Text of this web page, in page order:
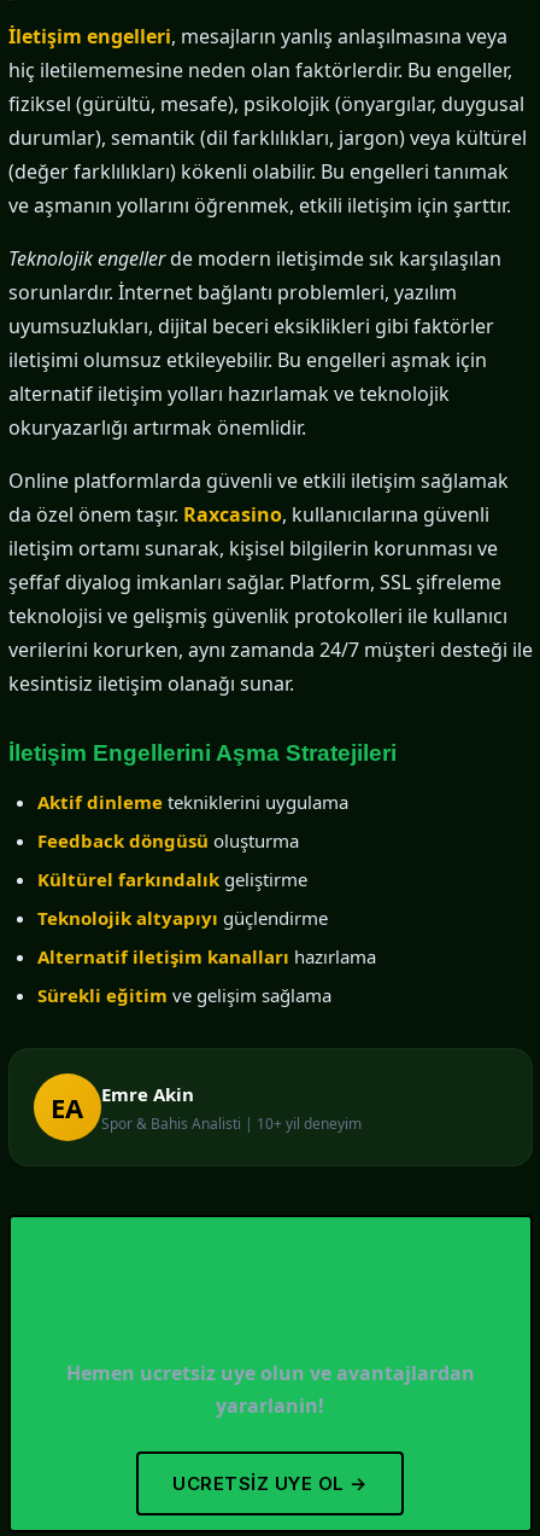
İletişim engelleri, mesajların yanlış anlaşılmasına veya
hiç iletilememesine neden olan faktörlerdir. Bu engeller,
fiziksel (gürültü, mesafe), psikolojik (önyargılar, duygusal
durumlar), semantik (dil farklılıkları, jargon) veya kültürel
(değer farklılıkları) kökenli olabilir. Bu engelleri tanımak
ve aşmanın yollarını öğrenmek, etkili iletişim için şarttır.
Teknolojik engellerde modern iletişimde sık karşılaşılan
sorunlardır. İnternet bağlantı problemleri, yazılım
uyumsuzlukları, dijital beceri eksiklikleri gibi faktörler
iletişimi olumsuz etkileyebilir. Bu engelleri aşmak için
alternatif iletişim yolları hazırlamak ve teknolojik
okuryazarlığı artırmak önemlidir.
Online platformlarda güvenli ve etkili iletişim sağlamak
da özel önem taşır. Raxcasino, kullanıcılarına güvenli
iletişim ortamı sunarak, kişisel bilgilerin korunması ve
şeffaf diyalog imkanları sağlar. Platform, SSL şifreleme
teknolojisi ve gelişmiş güvenlik protokolleri ile kullanıcı
verilerini korurken, aynı zamanda 24/7 müşteri desteği ile
kesintisiz iletişim olanağı sunar.
İletişim Engellerini Aşma Stratejileri
Aktif dinlemetekniklerini uygulama
Feedback döngüsü oluşturma
Kültürel farkındalıkgeliştirme
Teknolojik altyapıyı güçlendirme
Alternatif iletişim kanalları hazırlama
Sürekli eğitim ve gelişim sağlama
EA Emre Akin
Spor & Bahis Analisti | 10+ yil deneyim
Hemen ucretsiz uye olun ve avantajlardan
yararlanin!
UCRETSIZ UYE OL →